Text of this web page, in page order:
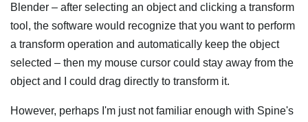
Blender – after selecting an object and clicking a transform
tool, the software would recognize that you want to perform
a transform operation and automatically keep the object
selected – then my mouse cursor could stay away from the
object and I could drag directly to transform it.
However, perhaps I'm just not familiar enough with Spine's